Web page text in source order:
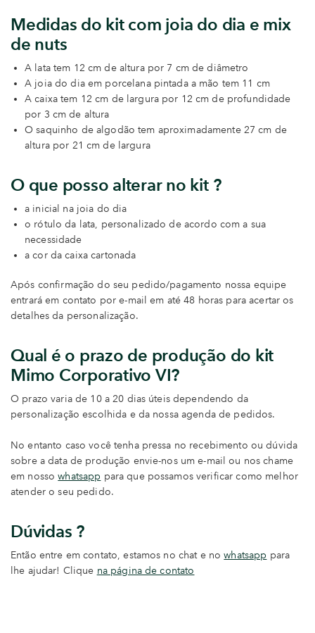
Medidas do kit com joia do dia e mix
de nuts
A lata tem 12 cm de altura por 7 cm de diâmetro
A joia do dia em porcelana pintada a mão tem 11 cm
A caixa tem 12 cm de largura por 12 cm de profundidade
por 3 cm de altura
O saquinho de algodão tem aproximadamente 27 cm de
altura por 21 cm de largura
O que posso alterar no kit ?
a inicial na joia do dia
o rótulo da lata, personalizado de acordo com a sua
necessidade
a cor da caixa cartonada
Após confirmação do seu pedido/pagamento nossa equipe
entrará em contato por e-mail em até 48 horas para acertar os
detalhes da personalização.
Qual é o prazo de produção do kit
Mimo Corporativo VI?
O prazo varia de 10 a 20 dias úteis dependendo da
personalização escolhida e da nossa agenda de pedidos.
No entanto caso você tenha pressa no recebimento ou dúvida
sobre a data de produção envie-nos um e-mail ou nos chame
em nossowhatsapp para que possamos verificar como melhor
atender o seu pedido.
Dúvidas ?
Então entre em contato, estamos no chat e nowhatsapp para
lhe ajudar! Clique na página de contato